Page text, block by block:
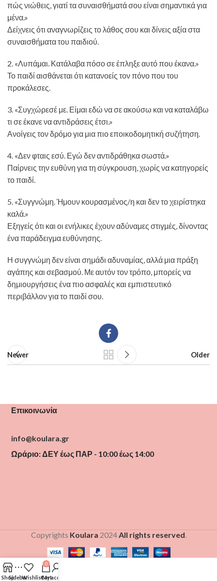
πώς νιώθεις, γιατί τα συναισθήματά σου είναι σημαντικά για
μένα.»
Δείχνεις ότι αναγνωρίζεις το λάθος σου και δίνεις αξία στα
συναισθήματα του παιδιού.
2. «Λυπάμαι. Κατάλαβα πόσο σε έπληξε αυτό που έκανα.»
Το παιδί αισθάνεται ότι κατανοείς τον πόνο που του
προκάλεσες.
3. «Συγχώρεσέ με. Είμαι εδώ να σε ακούσω και να καταλάβω
τι σε έκανε να αντιδράσεις έτσι.»
Ανοίγεις τον δρόμο για μια πιο εποικοδομητική συζήτηση.
4. «Δεν φταις εσύ. Εγώ δεν αντιδράθηκα σωστά.»
Παίρνεις την ευθύνη για τη σύγκρουση, χωρίς να κατηγορείς
το παιδί.
5. «Συγγνώμη. Ήμουν κουρασμένος/η και δεν το χειρίστηκα
καλά.»
Εξηγείς ότι και οι ενήλικες έχουν αδύναμες στιγμές, δίνοντας
ένα παράδειγμα ευθύνησης.
Η συγγνώμη δεν είναι σημάδι αδυναμίας, αλλά μια πράξη
αγάπης και σεβασμού. Με αυτόν τον τρόπο, μπορείς να
δημιουργήσεις ένα πιο ασφαλές και εμπιστευτικό
περιβάλλον για το παιδί σου.
Newer Older
Επικοινωνία
info@koulara.gr
Ωράριο: ΔΕΥ έως ΠΑΡ - 10:00 έως 14:00
Copyrights Koulara 2024All rights reserved.
ShopSidebarWishlist
0
Cart
My account